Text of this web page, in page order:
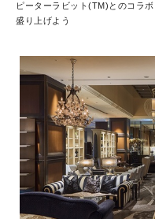
ピーターラビット(TM)とのコラ
盛り上げよう